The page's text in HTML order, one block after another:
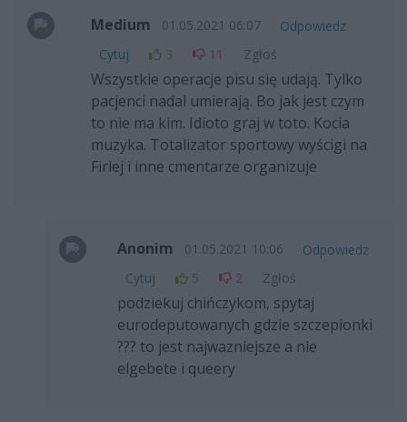
Medium 01.05.2021 06:07
Odpowiedz
Cytuj
3 11 Zgłoś
Wszystkie operacje pisu się udają. Tylko
pacjenci nadal umierają. Bo jak jest czym
to nie ma kim. Idioto graj w toto. Kocia
muzyka. Totalizator sportowy wyścigi na
Firlej i inne cmentarze organizuje
Anonim 01.05.2021 10:06
Odpowiedz
Cytuj
5 2 Zgłoś
podziekuj chińczykom, spytaj
eurodeputowanych gdzie szczepionki
??? to jest najwazniejsze a nie
elgebete i queery